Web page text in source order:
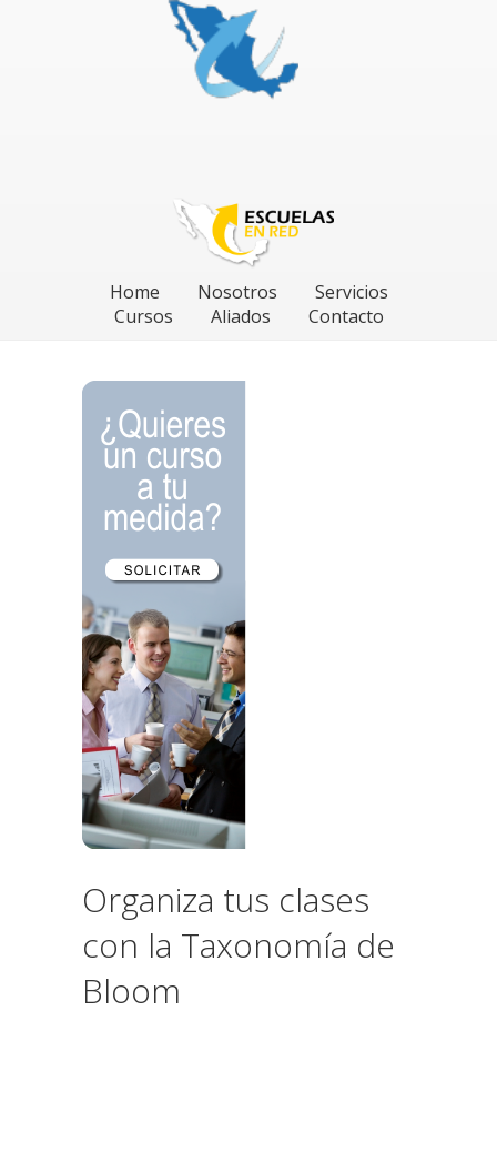
Home Nosotros
Servicios
Cursos
Aliados Contacto
Organiza tus clases
con la Taxonomía de
Bloom